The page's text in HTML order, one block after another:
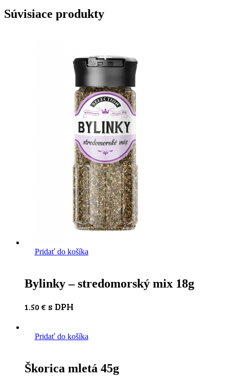
Súvisiace produkty
Pridať do košíka
Bylinky – stredomorský mix 18g
1.50 € s DPH
Pridať do košíka
Škorica mletá 45g